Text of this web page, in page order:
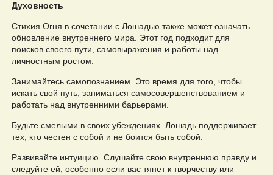
Духовность
Стихия Огня в сочетании с Лошадью также может означать
обновление внутреннего мира. Этот год подходит для
поисков своего пути, самовыражения и работы над
личностным ростом.
Занимайтесь самопознанием. Это время для того, чтобы
искать свой путь, заниматься самосовершенствованием и
работать над внутренними барьерами.
Будьте смелыми в своих убеждениях. Лошадь поддерживает
тех, кто честен с собой и не боится быть собой.
Развивайте интуицию. Слушайте свою внутреннюю правду и
следуйте ей, особенно если вас тянет к творчеству или